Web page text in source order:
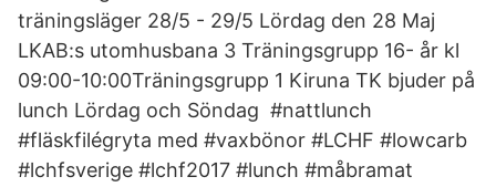
träningsläger 28/5 - 29/5 Lördag den 28 Maj
LKAB:s utomhusbana 3 Träningsgrupp 16- år kl
09:00-10:00Träningsgrupp 1 Kiruna TK bjuder på
lunch Lördag och Söndag #nattlunch
#fläskfilégryta med #vaxbönor #LCHF #lowcarb
#lchfsverige #lchf2017 #lunch #måbramat